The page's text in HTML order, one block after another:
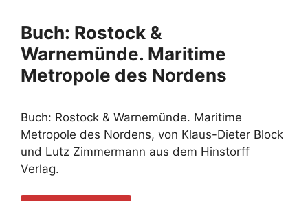
Buch: Rostock &
Warnemünde. Maritime
Metropole des Nordens
Buch: Rostock & Warnemünde. Maritime
Metropole des Nordens, von Klaus-Dieter Block
und Lutz Zimmermann aus dem Hinstorff
Verlag.